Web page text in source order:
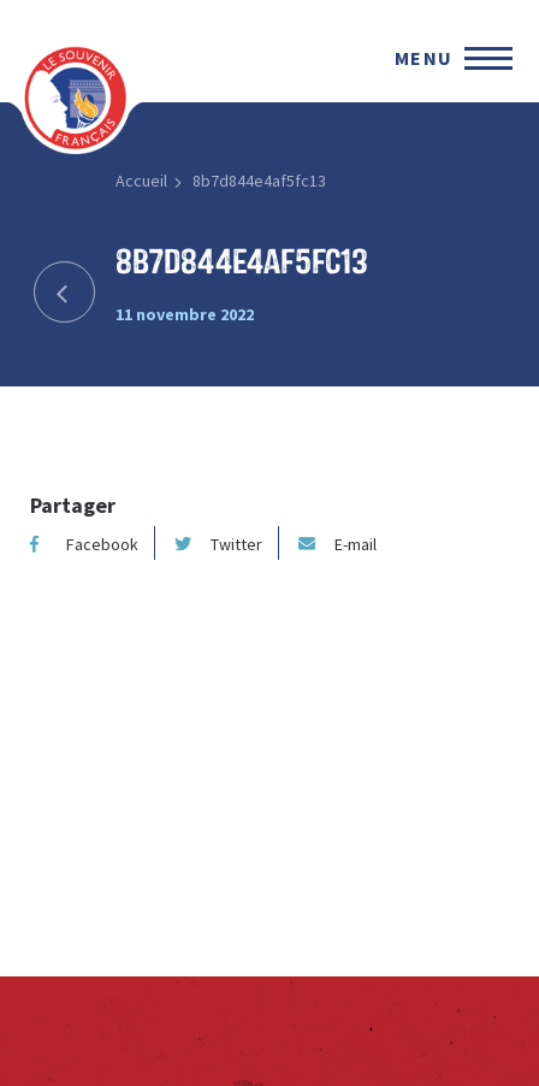
MENU
Accueil 8b7d844e4af5fc13
8b7d844e4af5fc13
11 novembre 2022
Partager
Facebook Twitter E-mail